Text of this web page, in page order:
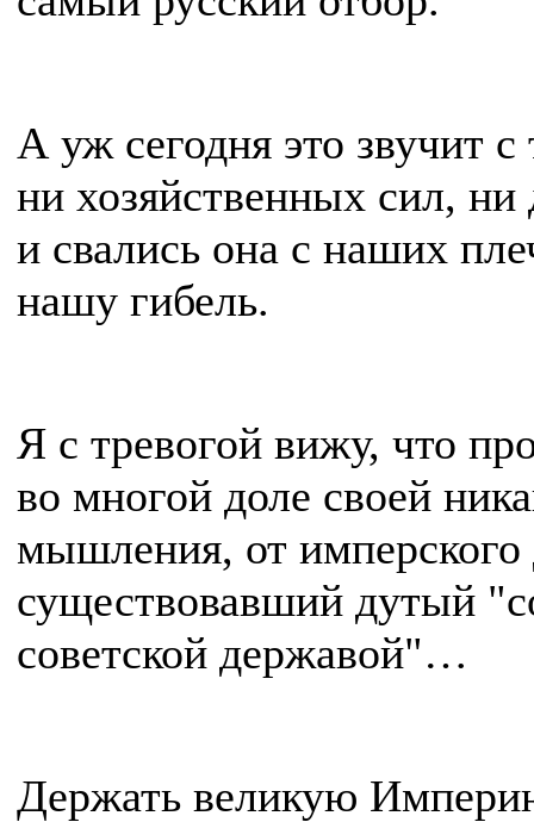
А уж сегодня это звучит
ни хозяйственных сил,
и свались она с наших
нашу ги­бель.
Я с тревогой вижу, что
во многой доле своей
мышления, от имперского
существовавший дутый
советской державой"…
Держать великую